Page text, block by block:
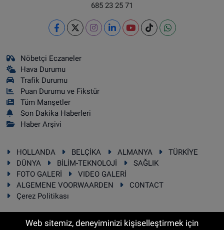
685 23 25 71
Nöbetçi Eczaneler
Hava Durumu
Trafik Durumu
Puan Durumu ve Fikstür
Tüm Manşetler
Son Dakika Haberleri
Haber Arşivi
HOLLANDA BELÇİKA ALMANYA
TÜRKİYE
DÜNYA
BİLİM-TEKNOLOJİ
SAĞLIK
FOTO GALERİ
VIDEO GALERİ
ALGEMENE VOORWAARDEN
CONTACT
Çerez Politikası
Web sitemiz, deneyiminizi kişiselleştirmek için